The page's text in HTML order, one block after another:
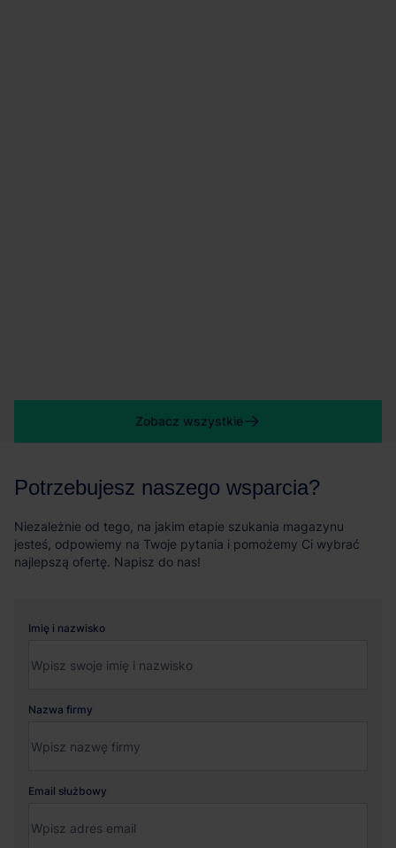
Zobacz wszystkie
Potrzebujesz naszego wsparcia?
Niezależnie od tego, na jakim etapie szukania magazynu
jesteś, odpowiemy na Twoje pytania i pomożemy Ci wybrać
najlepszą ofertę. Napisz do nas!
Imię i nazwisko
Nazwa firmy
Email służbowy